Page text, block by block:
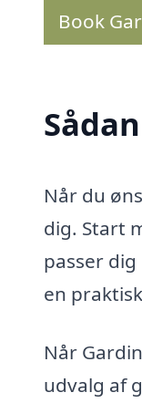
Book
Når du
dig. Start
passer
en
Når
udvalg af